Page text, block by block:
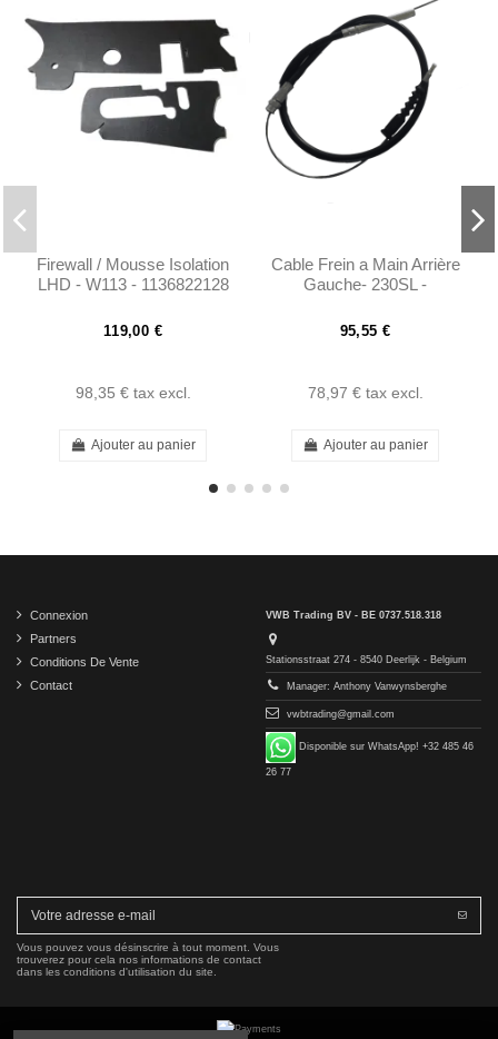
Firewall / Mousse Isolation
LHD - W113 - 1136822128
119,00 €
98,35 € tax excl.
Ajouter au panier
Cable Frein a Main Arrière
Gauche- 230SL -
95,55 €
78,97 € tax excl.
Ajouter au panier
Connexion
Partners
Conditions De Vente
Contact
VWB Trading BV - BE 0737.518.318
Stationsstraat 274 - 8540 Deerlijk - Belgium
Manager: Anthony Vanwynsberghe
vwbtrading@gmail.com
Disponible sur WhatsApp! +32 485 46
26 77
Vous pouvez vous désinscrire à tout moment. Vous
trouverez pour cela nos informations de contact
dans les conditions d'utilisation du site.